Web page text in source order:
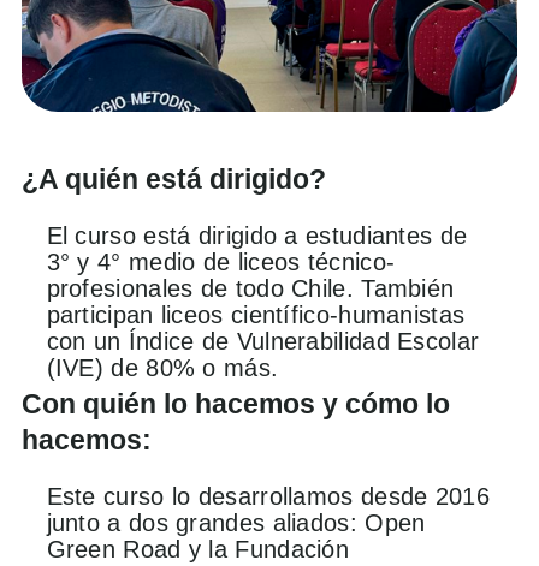
¿A quién está dirigido?
El curso está dirigido a estudiantes de
3° y 4° medio de liceos técnico-
profesionales de todo Chile. También
participan liceos científico-humanistas
con un Índice de Vulnerabilidad Escolar
(IVE) de 80% o más.
Con quién lo hacemos y cómo lo
hacemos:
Este curso lo desarrollamos desde 2016
junto a dos grandes aliados: Open
Green Road y la Fundación